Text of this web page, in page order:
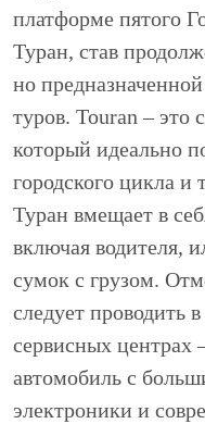
платформе пятого
Туран, став
но
туров. Touran – это
который идеально
городского цикла и
Туран вмещает в
включая водителя,
сумок с грузом.
следует проводить
сервисных центрах
автомобиль с
электроники и